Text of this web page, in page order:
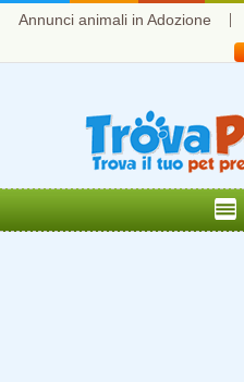
Annunci animali in Adozione